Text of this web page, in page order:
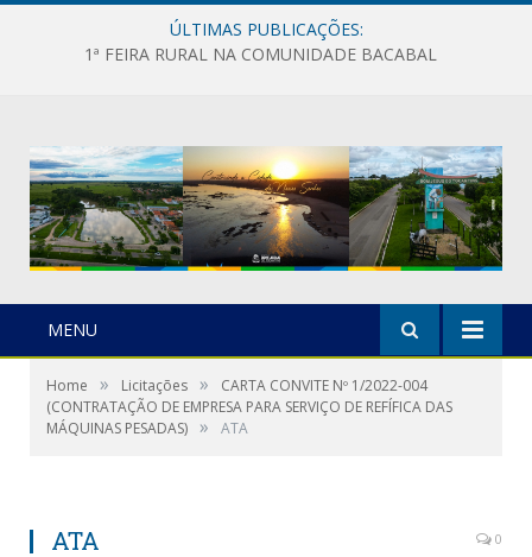
ÚLTIMAS PUBLICAÇÕES:
1ª FEIRA RURAL NA COMUNIDADE BACABAL
MENU
Home » Licitações »
CARTA CONVITE Nº 1/2022-004
(CONTRATAÇÃO DE EMPRESA PARA SERVIÇO DE REFÍFICA DAS
MÁQUINAS PESADAS) » ATA
ATA 0